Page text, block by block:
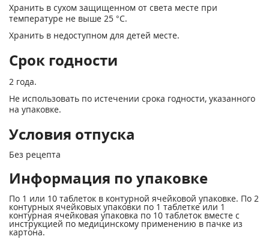
Хранить в сухом защищенном от света месте при
температуре не выше 25 °С.
Хранить в недоступном для детей месте.
Срок годности
2 года.
Не использовать по истечении срока годности, указанного
на упаковке.
Условия отпуска
Без рецепта
Информация по упаковке
По 1 или 10 таблеток в контурной ячейковой упаковке. По 2
контурных ячейковых упаковки по 1 таблетке или 1
контурная ячейковая упаковка по 10 таблеток вместе с
инструкцией по медицинскому применению в пачке из
картона.